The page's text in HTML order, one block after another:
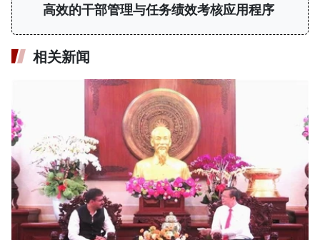
高效的干部管理与任务绩效考核应用程序
相关新闻